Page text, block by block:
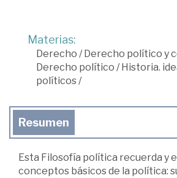
Materias:
Derecho /Derecho político y
Derecho político /Historia.
políticos/
Resumen
Esta Filosofía política recuerda y
conceptos básicos de la política: